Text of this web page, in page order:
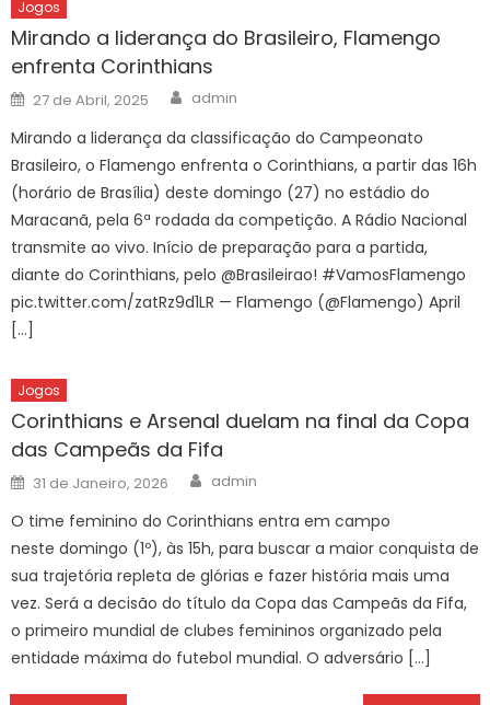
Jogos
Mirando a liderança do Brasileiro, Flamengo
enfrenta Corinthians
Posted
on
27 de Abril, 2025 Author
admin
Mirando a liderança da classificação do Campeonato
Brasileiro, o Flamengo enfrenta o Corinthians, a partir das 16h
(horário de Brasília) deste domingo (27) no estádio do
Maracanã, pela 6ª rodada da competição. A Rádio Nacional
transmite ao vivo. Início de preparação para a partida,
diante do Corinthians, pelo @Brasileirao! #VamosFlamengo
pic.twitter.com/zatRz9d1LR — Flamengo (@Flamengo) April
[…]
Jogos
Corinthians e Arsenal duelam na final da Copa
das Campeãs da Fifa
Posted
on
31 de Janeiro, 2026 Author
admin
O time feminino do Corinthians entra em campo
neste domingo (1º), às 15h, para buscar a maior conquista de
sua trajetória repleta de glórias e fazer história mais uma
vez. Será a decisão do título da Copa das Campeãs da Fifa,
o primeiro mundial de clubes femininos organizado pela
entidade máxima do futebol mundial. O adversário […]